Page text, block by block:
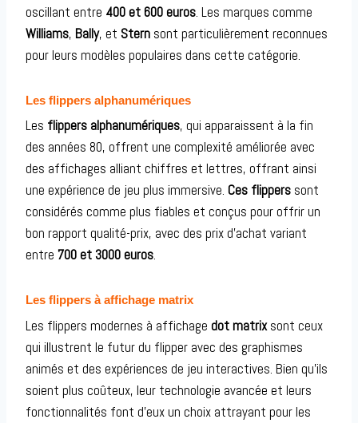
oscillant entre 400 et 600 euros. Les marques comme
Williams, Bally, et Stern sont particulièrement reconnues
pour leurs modèles populaires dans cette catégorie.
Les flippers alphanumériques
Les flippers alphanumériques, qui apparaissent à la fin
des années 80, offrent une complexité améliorée avec
des affichages alliant chiffres et lettres, offrant ainsi
une expérience de jeu plus immersive. Ces flippers sont
considérés comme plus fiables et conçus pour offrir un
bon rapport qualité-prix, avec des prix d’achat variant
entre 700 et 3000 euros.
Les flippers à affichage matrix
Les flippers modernes à affichage dot matrixsont ceux
qui illustrent le futur du flipper avec des graphismes
animés et des expériences de jeu interactives. Bien qu’ils
soient plus coûteux, leur technologie avancée et leurs
fonctionnalités font d’eux un choix attrayant pour les